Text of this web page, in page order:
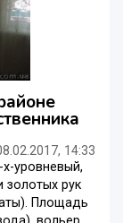
14:33
уровневый,
золотых рук
Площадь